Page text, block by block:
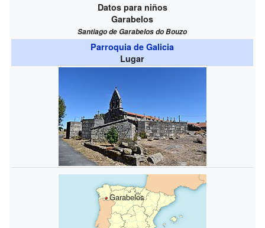
Datos para niños
Garabelos
Santiago de Garabelos do Bouzo
Parroquia de Galicia
Lugar
Garabelos